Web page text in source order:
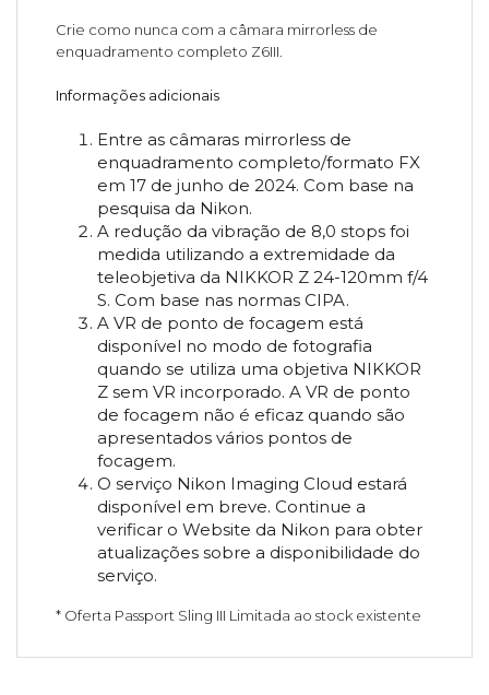
Crie como nunca com a câmara mirrorless de
enquadramento completo Z6III.
Informações adicionais
Entre as câmaras mirrorless de
enquadramento completo/formato FX
em 17 de junho de 2024. Com base na
pesquisa da Nikon.
A redução da vibração de 8,0 stops foi
medida utilizando a extremidade da
teleobjetiva da NIKKOR Z 24-120mm f/4
S. Com base nas normas CIPA.
A VR de ponto de focagem está
disponível no modo de fotografia
quando se utiliza uma objetiva NIKKOR
Z sem VR incorporado. A VR de ponto
de focagem não é eficaz quando são
apresentados vários pontos de
focagem.
O serviço Nikon Imaging Cloud estará
disponível em breve. Continue a
verificar o Website da Nikon para obter
atualizações sobre a disponibilidade do
serviço.
* Oferta Passport Sling III Limitada ao stock existente